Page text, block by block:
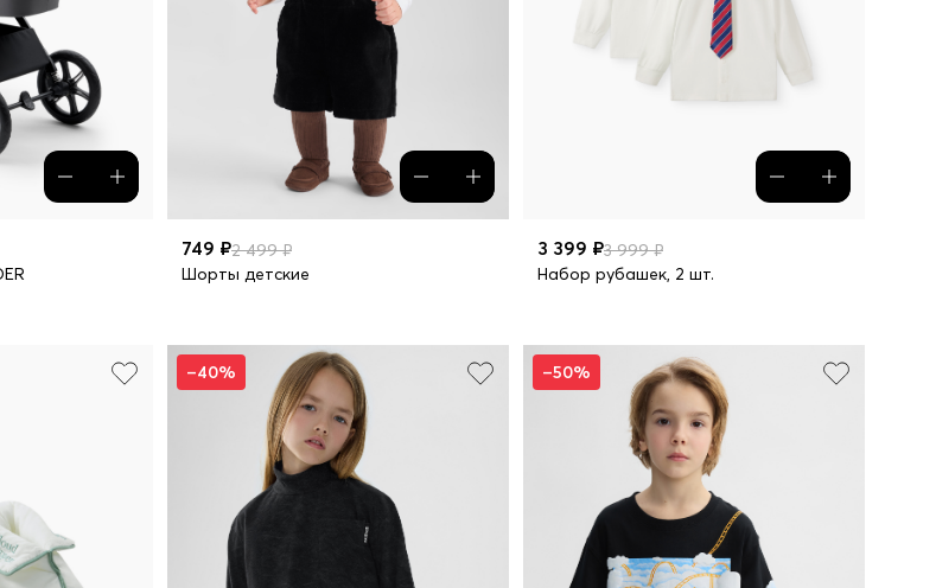
749 ₽2 499 ₽
Шорты детские
3 399 ₽3 999 ₽
Набор рубашек, 2 шт.
–40% –50%